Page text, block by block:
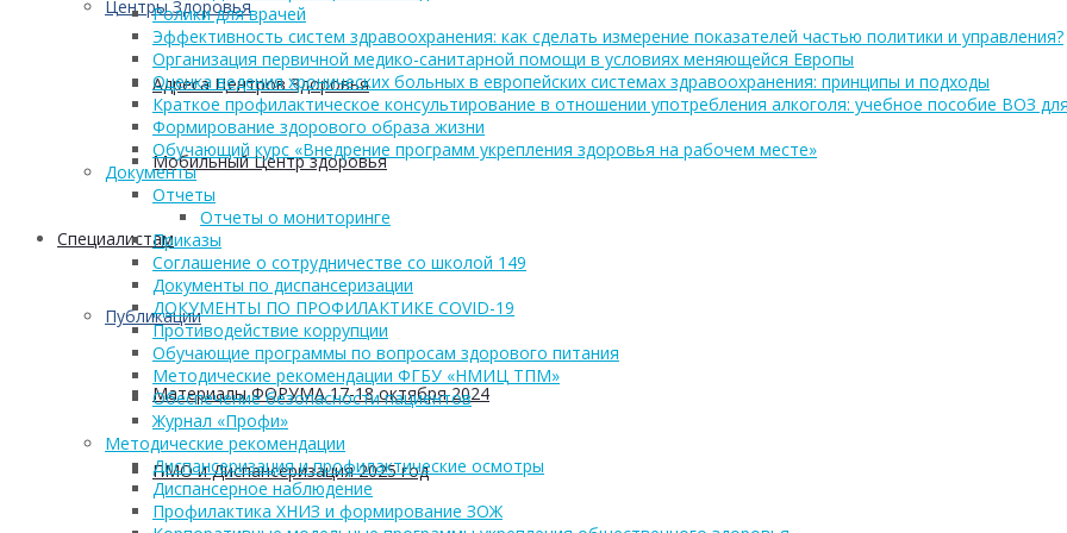
Центры Здоровья
Адреса Центров Здоровья
Мобильный Центр здоровья
Cпециалистам
Публикации
Материалы ФОРУМА 17-18 октября 2024
ПМО и Диспансеризация 2025 год
Ролики для врачей
Эффективность систем здравоохранения: как сделать измерение показателей частью политики и управления?
Организация первичной медико-санитарной помощи в условиях меняющейся Европы
Оценка ведения хронических больных в европейских системах здравоохранения: принципы и подходы
Краткое профилактическое консультирование в отношении употребления алкоголя: учебное пособие ВОЗ
Формирование здорового образа жизни
Обучающий курс «Внедрение программ укрепления здоровья на рабочем месте»
Документы
Отчеты
Отчеты о мониторинге
Приказы
Соглашение о сотрудничестве со школой 149
Документы по диспансеризации
ДОКУМЕНТЫ ПО ПРОФИЛАКТИКЕ COVID-19
Противодействие коррупции
Обучающие программы по вопросам здорового питания
Методические рекомендации ФГБУ «НМИЦ ТПМ»
Обеспечение безопасности пациентов
Журнал «Профи»
Методические рекомендации
Диспансеризация и профилактические осмотры
Диспансерное наблюдение
Профилактика ХНИЗ и формирование ЗОЖ